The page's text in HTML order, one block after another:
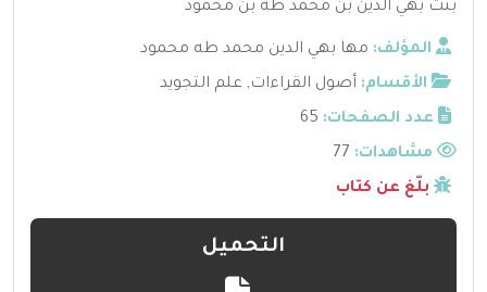
بنت بهي الدين بن محمد طه بن محمود
المؤلف: مها بهي الدين محمد طه محمود
الأقسام: أصول القراءات, علم التجويد
عدد الصفحات: 65
مشاهدات:
بلّغ عن كتاب
التحميل